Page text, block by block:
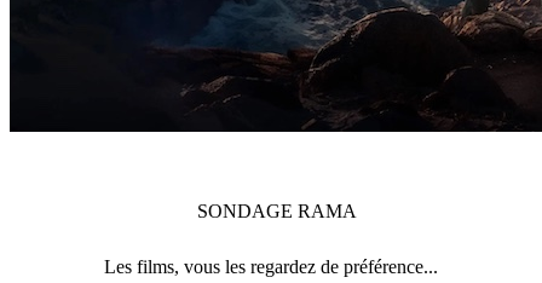
SONDAGE RAMA
Les films, vous les regardez de préférence...